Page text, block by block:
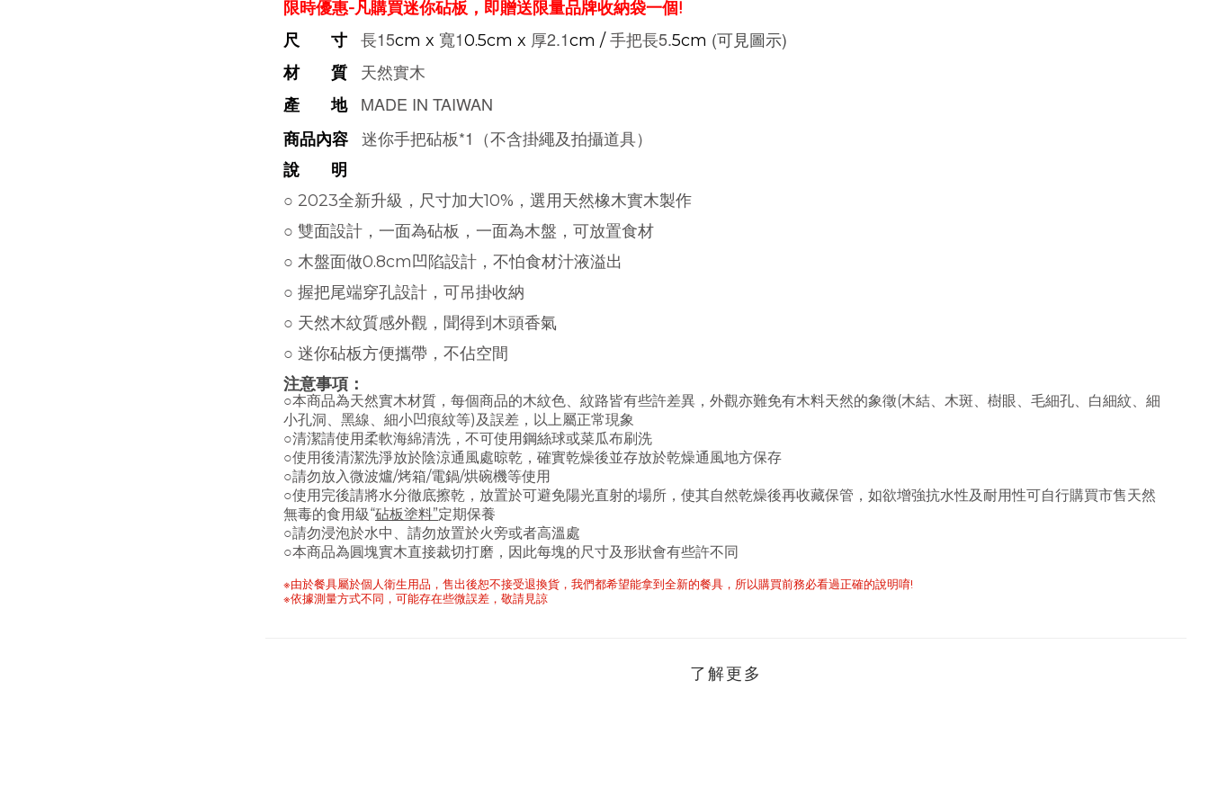
限時優惠-凡購買迷你砧板，即贈送限量品牌收納袋一個!
尺 寸
長15cm x 寬10.5cm x 厚2.1cm / 手把長5.5cm (可見圖示)
材 質 天然實木
產 地 MADE IN TAIWAN
商品內容 迷你手把砧板*1（不含掛繩及拍攝道具）
說 明
○ 2023全新升級，尺寸加大10%，選用天然橡木實木製作
○ 雙面設計，一面為砧板，一面為木盤，可放置食材
○ 木盤面做0.8cm凹陷設計，不怕食材汁液溢出
○ 握把尾端穿孔設計 ， 可吊掛收納
○ 天然木紋質感外觀，聞得到木頭香氣
○ 迷你砧板方便攜帶，不佔空間
注意事項：
○本商品為天然實木材質，每個商品的木紋色、紋路皆有些許差異，外觀亦難免有木料天然的象徵(木結、木斑、樹眼、毛細孔、白細紋、細
小孔洞、黑線、細小凹痕紋等)及誤差 ，以上屬正常現象
○清潔請使用柔軟海綿清洗，不可使用鋼絲球或菜瓜布刷洗
○使用後清潔洗淨放於陰涼通風處晾乾 ， 確實乾燥後並存放於乾燥通風地方保存
○請勿放入微波爐/烤箱/電鍋/烘碗機等使用
○使用完後請將水分徹底擦乾 ，放置於可避免陽光直射的場所 ，使其自然乾燥後再收藏保管 ， 如欲增強抗水性及耐用性可自行購買市售天然
無毒的食用級“砧板塗料”定期保養
○請勿浸泡於水中、請勿放置於火旁或者高溫處
○本商品為圓塊實木直接裁切打磨，因此每塊的尺寸及形狀會有些許不同
※由於餐具屬於個人衛生用品 ， 售出後恕不接受退換貨 ， 我們都希望能拿到全新的餐具 ， 所以購買前務必看過正確的說明唷!
※依據測量方式不同 ，可能存在些微誤差 ，敬請見諒
了解更多